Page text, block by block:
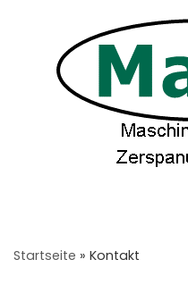
Startseite » Kontakt